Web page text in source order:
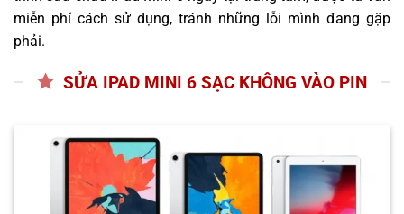
miễn phí cách sử dụng, tránh những lỗi mình đang gặp
phải.
SỬA IPAD MINI 6 SẠC KHÔNG VÀO PIN